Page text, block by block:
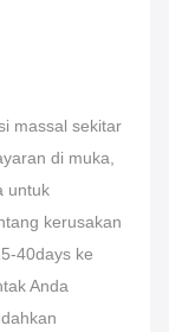
massal sekitar
di muka,
untuk
kerusakan
40days ke
Anda